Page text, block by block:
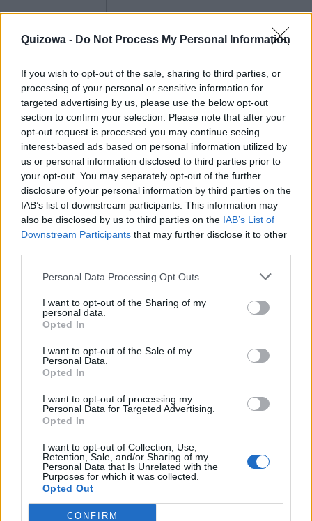
Quizowa - Do Not Process My Personal Information
If you wish to opt-out of the sale, sharing to third parties, or
processing of your personal or sensitive information for
targeted advertising by us, please use the below opt-out
section to confirm your selection. Please note that after your
opt-out request is processed you may continue seeing
interest-based ads based on personal information utilized by
us or personal information disclosed to third parties prior to
your opt-out. You may separately opt-out of the further
disclosure of your personal information by third parties on the
IAB’s list of downstream participants. This information may
also be disclosed by us to third parties on the IAB’s List of
Downstream Participants that may further disclose it to other
Personal Data Processing Opt Outs
I want to opt-out of the Sharing of my
personal data.
Opted In
I want to opt-out of the Sale of my
Personal Data.
Opted In
I want to opt-out of processing my
Personal Data for Targeted Advertising.
Opted In
I want to opt-out of Collection, Use,
Retention, Sale, and/or Sharing of my
Personal Data that Is Unrelated with the
Purposes for which it was collected.
Opted Out
CONFIRM
Czy odgadniesz brakujący wyraz w
tytułach pol...
Filmy
Czy odgadniesz brakujący wyraz w
tytułach pol...
tytułach pol...
Filmy